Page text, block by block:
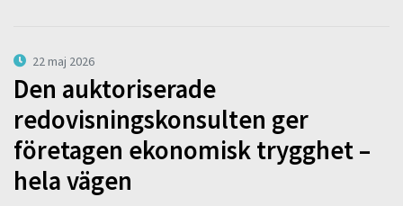
22 maj 2026
Den auktoriserade
redovisningskonsulten ger
företagen ekonomisk trygghet –
hela vägen